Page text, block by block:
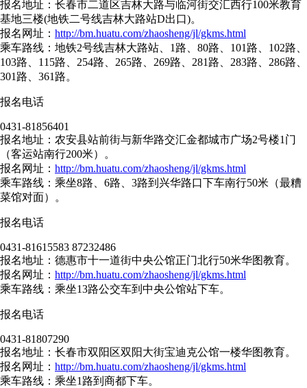
报名地址：长春市二道区吉林大路与临河街交汇西行100米教育
基地三楼(地铁二号线吉林大路站D出口)。
报名网址： http://bm.huatu.com/zhaosheng/jl/gkms.html
乘车路线：地铁2号线吉林大路站、1路、80路、101路、102路、
103路、115路、254路、265路、269路、281路、283路、286路、
301路、361路。
报名电话
0431-81856401
报名地址：农安县站前街与新华路交汇金都城市广场2号楼1门
（客运站南行200米）。
报名网址： http://bm.huatu.com/zhaosheng/jl/gkms.html
乘车路线：乘坐8路、6路、3路到兴华路口下车南行50米（最糟
菜馆对面）。
报名电话
0431-81615583 87232486
报名地址：德惠市十一道街中央公馆正门北行50米华图教育。
报名网址： http://bm.huatu.com/zhaosheng/jl/gkms.html
乘车路线：乘坐13路公交车到中央公馆站下车。
报名电话
0431-81807290
报名地址：长春市双阳区双阳大街宝迪克公馆一楼华图教育。
报名网址： http://bm.huatu.com/zhaosheng/jl/gkms.html
乘车路线：乘坐1路到商都下车。